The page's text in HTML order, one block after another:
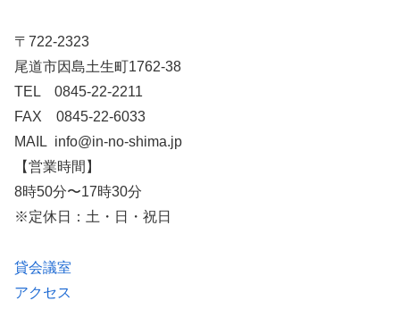
〒722-2323
尾道市因島土生町1762-38
TEL 0845-22-2211
FAX 0845-22-6033
MAIL info@in-no-shima.jp
【営業時間】
8時50分〜17時30分
※定休日：土・日・祝日
貸会議室
アクセス